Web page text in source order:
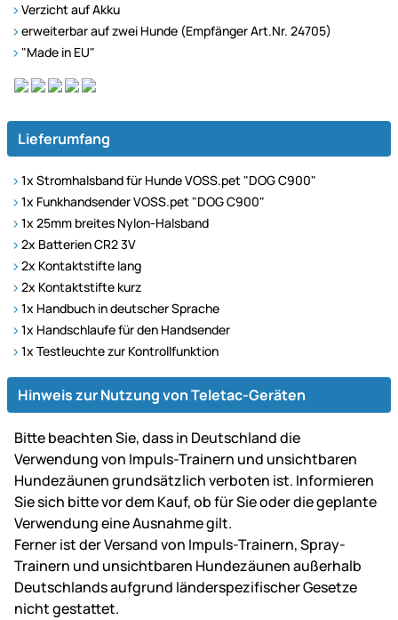
Verzicht auf Akku
erweiterbar auf zwei Hunde (Empfänger Art.Nr. 24705)
"Made in EU"
Lieferumfang
1x Stromhalsband für Hunde VOSS.pet "DOG C900"
1x Funkhandsender VOSS.pet "DOG C900"
1x 25mm breites Nylon-Halsband
2x Batterien CR2 3V
2x Kontaktstifte lang
2x Kontaktstifte kurz
1x Handbuch in deutscher Sprache
1x Handschlaufe für den Handsender
1x Testleuchte zur Kontrollfunktion
Hinweis zur Nutzung von Teletac-Geräten
Bitte beachten Sie, dass in Deutschland die
Verwendung von Impuls-Trainern und unsichtbaren
Hundezäunen grundsätzlich verboten ist. Informieren
Sie sich bitte vor dem Kauf, ob für Sie oder die geplante
Verwendung eine Ausnahme gilt.
Ferner ist der Versand von Impuls-Trainern, Spray-
Trainern und unsichtbaren Hundezäunen außerhalb
Deutschlands aufgrund länderspezifischer Gesetze
nicht gestattet.